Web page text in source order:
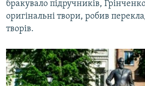
бракувало підручників,
оригінальні твори, робив
творів.